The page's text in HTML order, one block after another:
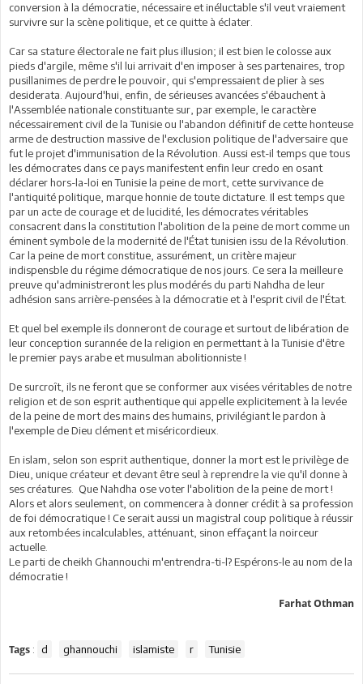
conversion à la démocratie, nécessaire et inéluctable s'il veut vraiement
survivre sur la scène politique, et ce quitte à éclater.
Car sa stature électorale ne fait plus illusion; il est bien le colosse aux
pieds d'argile, même s'il lui arrivait d'en imposer à ses partenaires, trop
pusillanimes de perdre le pouvoir, qui s'empressaient de plier à ses
desiderata. Aujourd'hui, enfin, de sérieuses avancées s'ébauchent à
l'Assemblée nationale constituante sur, par exemple, le caractère
nécessairement civil de la Tunisie ou l'abandon définitif de cette honteuse
arme de destruction massive de l'exclusion politique de l'adversaire que
fut le projet d'immunisation de la Révolution. Aussi est-il temps que tous
les démocrates dans ce pays manifestent enfin leur credo en osant
déclarer hors-la-loi en Tunisie la peine de mort, cette survivance de
l'antiquité politique, marque honnie de toute dictature. Il est temps que
par un acte de courage et de lucidité, les démocrates véritables
consacrent dans la constitution l'abolition de la peine de mort comme un
éminent symbole de la modernité de l'État tunisien issu de la Révolution.
Car la peine de mort constitue, assurément, un critère majeur
indispensble du régime démocratique de nos jours. Ce sera la meilleure
preuve qu'administreront les plus modérés du parti Nahdha de leur
adhésion sans arrière-pensées à la démocratie et à l'esprit civil de l'État.
Et quel bel exemple ils donneront de courage et surtout de libération de
leur conception surannée de la religion en permettant à la Tunisie d'être
le premier pays arabe et musulman abolitionniste !
De surcroît, ils ne feront que se conformer aux visées véritables de notre
religion et de son esprit authentique qui appelle explicitement à la levée
de la peine de mort des mains des humains, privilégiant le pardon à
l'exemple de Dieu clément et miséricordieux.
En islam, selon son esprit authentique, donner la mort est le privilège de
Dieu, unique créateur et devant être seul à reprendre la vie qu'il donne à
ses créatures. Que Nahdha ose voter l'abolition de la peine de mort !
Alors et alors seulement, on commencera à donner crédit à sa profession
de foi démocratique ! Ce serait aussi un magistral coup politique à réussir
aux retombées incalculables, atténuant, sinon effaçant la noirceur
actuelle.
Le parti de cheikh Ghannouchi m'entrendra-ti-l? Espérons-le au nom de la
démocratie !
Farhat Othman
Tags : d ghannouchi islamiste r Tunisie